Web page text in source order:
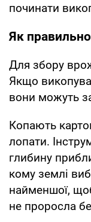
починати
Як
Для збору
Якщо
вони можуть
Копають
лопати.
глибину
кому землі
найменшої,
не проросла